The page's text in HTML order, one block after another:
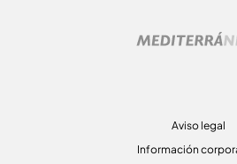
Aviso legal
Información